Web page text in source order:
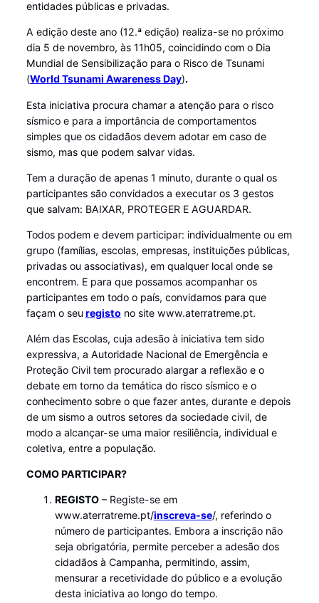
entidades públicas e privadas.
A edição deste ano (12.ª edição) realiza-se no próximo
dia 5 de novembro, às 11h05, coincidindo com o Dia
Mundial de Sensibilização para o Risco de Tsunami
(World Tsunami Awareness Day).
Esta iniciativa procura chamar a atenção para o risco
sísmico e para a importância de comportamentos
simples que os cidadãos devem adotar em caso de
sismo, mas que podem salvar vidas.
Tem a duração de apenas 1 minuto, durante o qual os
participantes são convidados a executar os 3 gestos
que salvam: BAIXAR, PROTEGER E AGUARDAR.
Todos podem e devem participar: individualmente ou em
grupo (famílias, escolas, empresas, instituições públicas,
privadas ou associativas), em qualquer local onde se
encontrem. E para que possamos acompanhar os
participantes em todo o país, convidamos para que
façam o seuregistono site www.aterratreme.pt.
Além das Escolas, cuja adesão à iniciativa tem sido
expressiva, a Autoridade Nacional de Emergência e
Proteção Civil tem procurado alargar a reflexão e o
debate em torno da temática do risco sísmico e o
conhecimento sobre o que fazer antes, durante e depois
de um sismo a outros setores da sociedade civil, de
modo a alcançar-se uma maior resiliência, individual e
coletiva, entre a população.
COMO PARTICIPAR?
REGISTO– Registe-se em
www.aterratreme.pt/inscreva-se/, referindo o
número de participantes. Embora a inscrição não
seja obrigatória, permite perceber a adesão dos
cidadãos à Campanha, permitindo, assim,
mensurar a recetividade do público e a evolução
desta iniciativa ao longo do tempo.